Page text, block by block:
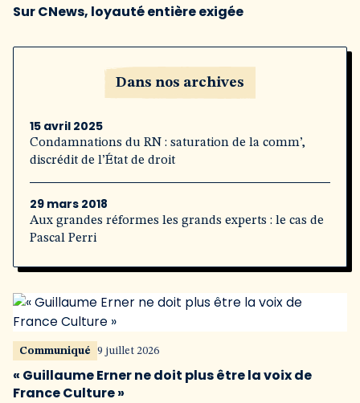
Sur CNews, loyauté entière exigée
Dans nos archives
15 avril 2025
Condamnations du RN : saturation de la comm’,
discrédit de l’État de droit
29 mars 2018
Aux grandes réformes les grands experts : le cas de
Pascal Perri
Communiqué 9 juillet 2026
« Guillaume Erner ne doit plus être la voix de
France Culture »